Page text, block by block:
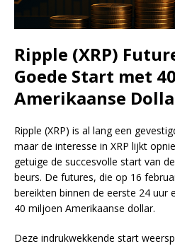
Ripple (XRP)
Goede Start met
Amerikaanse
Ripple (XRP) is al lang een
maar de interesse in XRP lijkt
getuige de succesvolle start van
beurs. De futures, die op 16
bereikten binnen de eerste 24 uur
40 miljoen Amerikaanse dollar.
Deze indrukwekkende start